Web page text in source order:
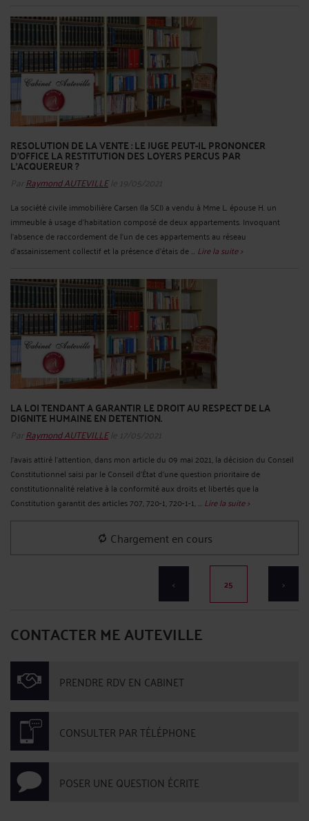
RESOLUTION DE LA VENTE : LE JUGE PEUT-IL PRONONCER
D'OFFICE LA RESTITUTION DES LOYERS PERCUS PAR
L’ACQUEREUR ?
Par Raymond AUTEVILLEle 19/05/2021
La société civile immobilière Carsen (la SCI) a vendu à Mme L. épouse H. un
immeuble à usage d'habitation composé de deux appartements. Invoquant
l'absence de raccordement de l'un de ces appartements au réseau
d’assainissement collectif et la présence d’étais de ... Lire la suite >
LA LOI TENDANT A GARANTIR LE DROIT AU RESPECT DE LA
DIGNITE HUMAINE EN DETENTION.
Par Raymond AUTEVILLEle 17/05/2021
J’avais attiré l’attention, dans mon article du 09 mai 2021, la décision du Conseil
Constitutionnel saisi par le Conseil d'État d'une question prioritaire de
constitutionnalité relative à la conformité aux droits et libertés que la
Constitution garantit des articles 707, 720-1, 720-1-1, ... Lire la suite >
COVID19 : PROTECTION DES AVOCATS DANS L’EXERCICE DE LA
DEFENSE.
ParRaymond AUTEVILLEle 28/04/2020
L’Ordre des avocats au barreau de Marseille et l'Ordre des avocats au barreau de
Paris, ont saisi en référé le Conseil d’Etat d’une requête visant à enjoindre l'État
de fournir des masques de protection, gants, blouses de protection et gels
hydro alcooliques aux avocats dans l'exercice de ...